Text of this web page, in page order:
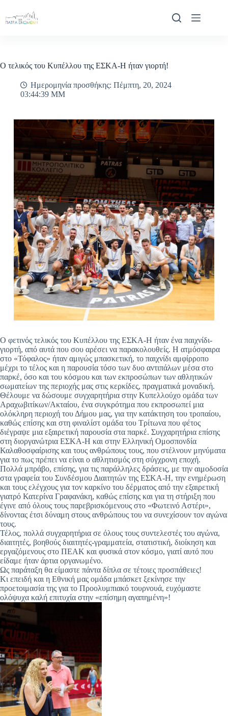
περιεχόμενο
Ο τελικός του Κυπέλλου της ΕΣΚΑ-Η ήταν γιορτή!
Ημερομηνία προσθήκης: Πέμπτη, 20, 2024
03:44:39 ΜΜ
Ο φετινός τελικός του Κυπέλλου της ΕΣΚΑ-Η ήταν ένα παιχνίδι-
γιορτή, από αυτά που σου αρέσει να παρακολουθείς. Η ατμόσφαιρα
στο «Τόφαλος» ήταν αμιγώς μπασκετική, το παιχνίδι αμφίρροπο
μέχρι το τέλος και η παρουσία τόσο των δυο αντιπάλων μέσα στο
παρκέ, όσο και του κόσμου και των εκπροσώπων των αθλητικών
σωματείων της περιοχής μας στις κερκίδες, πραγματικά μοναδική.
Θέλουμε να δώσουμε συγχαρητήρια στην Κυπελλούχο ομάδα των
Αραχωβιτίκων/Ακταίου, ένα συγκρότημα που εκπροσωπεί μια
ολόκληρη περιοχή του Δήμου μας, για την κατάκτηση του τροπαίου,
καθώς επίσης και στη φιναλίστ ομάδα του Τρίτωνα που φέτος
διέγραψε μια εξαιρετική παρουσία στα παρκέ. Συγχαρητήρια επίσης
στη διοργανώτρια ΕΣΚΑ-Η και στην Ελληνική Ομοσπονδία
Καλαθοσφαίρισης και τους ανθρώπους τους, που στέλνουν μηνύματα
για το πως πρέπει να είναι ο αθλητισμός στη σύγχρονη εποχή.
Πολλά μπράβο, επίσης, για τις παράλληλες δράσεις, με την αιμοδοσία
στα γραφεία του Συνδέσμου Διαιτητών της ΕΣΚΑ-Η, την ενημέρωση
και τους ελέγχους για τον καρκίνο του δέρματος από την εξαιρετική
γιατρό Κατερίνα Γραφανάκη, καθώς επίσης και για τη στήριξη που
έγινε από όλους τους παρεβρισκόμενους στο «Φωτεινό Αστέρι»,
δίνοντας έτσι δύναμη στους ανθρώπους του να συνεχίσουν τον αγώνα
τους.
Τέλος, πολλά συγχαρητήρια σε όλους τους συντελεστές του αγώνα,
διαιτητές, βοηθούς διαιτητές-γραμματεία, στατιστική, διοίκηση και
εργαζόμενους στο ΠΕΑΚ και φυσικά στον κόσμο, γιατί αυτό που
είδαμε ήταν άρτια οργανωμένο.
Ως παράταξη θα είμαστε πάντα δίπλα σε τέτοιες προσπάθειες!
Κι επειδή και η Εθνική μας ομάδα μπάσκετ ξεκίνησε την
προετοιμασία της για το Προολυμπιακό τουρνουά, ευχόμαστε
ολόψυχα καλή επιτυχία στην «επίσημη αγαπημένη»!